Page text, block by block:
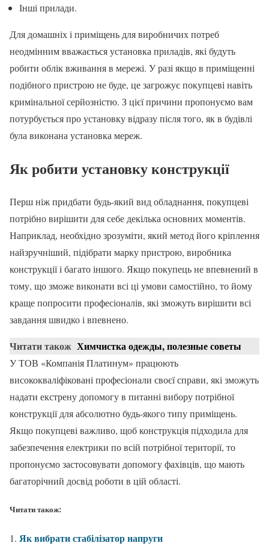
Інші прилади.
Для домашніх і приміщень для виробничих потреб
неодмінним вважається установка приладів, які будуть
робити облік вживання в мережі. У разі якщо в приміщенні
подібного пристрою не буде, це загрожує покупцеві навіть
кримінальної серйозністю. З цієї причини пропонуємо вам
потурбується про установку відразу після того, як в будівлі
була виконана установка мереж.
Як робити установку конструкції
Перш ніж придбати будь-який вид обладнання, покупцеві
потрібно вирішити для себе декілька основних моментів.
Наприклад, необхідно зрозуміти, який метод його кріплення
найзручніший, підібрати марку пристрою, виробника
конструкції і багато іншого. Якщо покупець не впевнений в
тому, що зможе виконати всі ці умови самостійно, то йому
краще попросити професіоналів, які зможуть вирішити всі
завдання швидко і впевнено.
Читати також Химчистка одежды, полезные советы
У ТОВ «Компанія Платинум» працюють
висококваліфіковані професіонали своєї справи, які зможуть
надати екстрену допомогу в питанні вибору потрібної
конструкції для абсолютно будь-якого типу приміщень.
Якщо покупцеві важливо, щоб конструкція підходила для
забезпечення електрики по всій потрібної території, то
пропонуємо застосовувати допомогу фахівців, що мають
багаторічний досвід роботи в цій області.
Читати також:
Як вибрати стабілізатор напруги